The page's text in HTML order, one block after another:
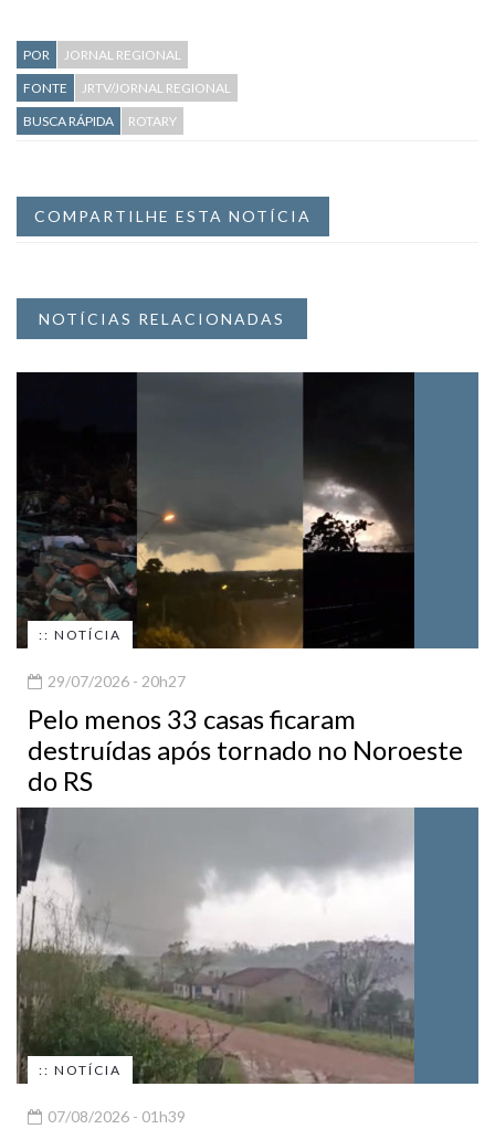
POR
JORNAL REGIONAL
FONTE
JRTV/JORNAL REGIONAL
BUSCA RÁPIDA
ROTARY
COMPARTILHE ESTA NOTÍCIA
NOTÍCIAS RELACIONADAS
:: NOTÍCIA
29/07/2026 - 20h27
Pelo menos 33 casas ficaram
destruídas após tornado no Noroeste
do RS
:: NOTÍCIA
07/08/2026 - 01h39